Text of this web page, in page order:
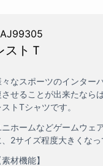
ストＴ
々なスポーツのインター
させることが出来たなら
ストTシャツです。
ニホームなどゲームウェ
、2サイズ程度大きくなっ
素材機能】